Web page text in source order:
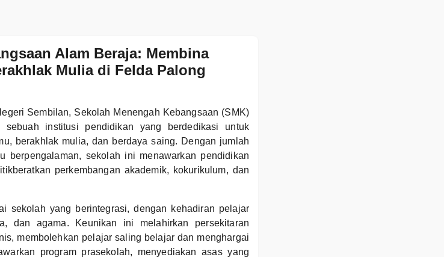
Alam Beraja: Membina
Mulia di Felda Palong
Sembilan, Sekolah Menengah Kebangsaan (SMK)
institusi pendidikan yang berdedikasi untuk
berakhlak mulia, dan berdaya saing. Dengan jumlah
berpengalaman, sekolah ini menawarkan pendidikan
perkembangan akademik, kokurikulum, dan
sekolah yang berintegrasi, dengan kehadiran pelajar
dan agama. Keunikan ini melahirkan persekitaran
membolehkan pelajar saling belajar dan menghargai
program prasekolah, menyediakan asas yang